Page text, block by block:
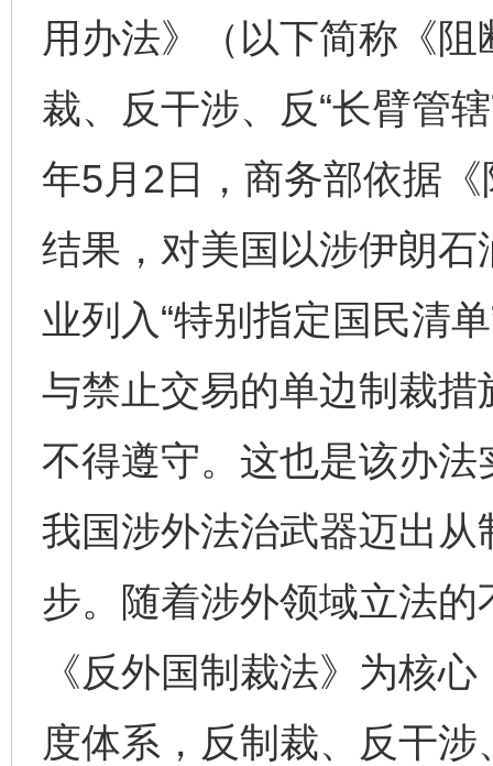
用办法》（以下简称《
裁、反干涉、反“长臂管
年5月2日，商务部依据
结果，对美国以涉伊朗
业列入“特别指定国民清
与禁止交易的单边制裁
不得遵守。这也是该办
我国涉外法治武器迈出
步。随着涉外领域立法
《反外国制裁法》为核
度体系，反制裁、反干涉